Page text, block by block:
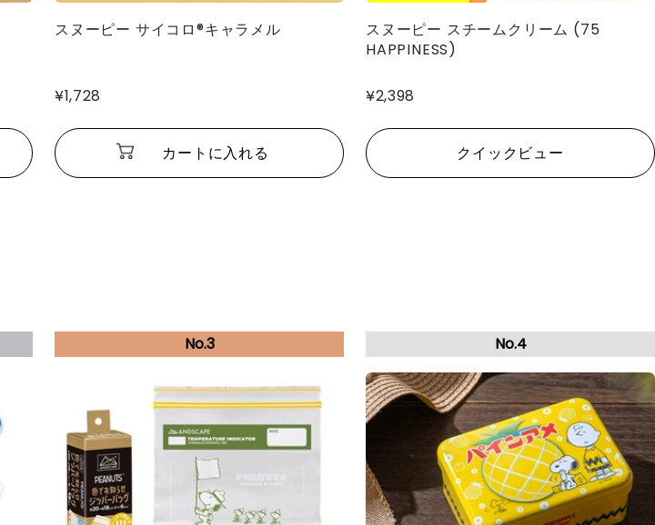
スヌーピー サイコロ®キャラメル
¥1,728
カートに入れる
スヌーピー スチームクリーム (75
HAPPINESS)
¥2,398
クイックビュー